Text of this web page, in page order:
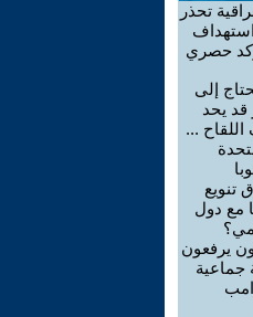
تحذر
حصري
إلى
قد يحد
...
تنويع
مع دول
يرفعون
جماعية